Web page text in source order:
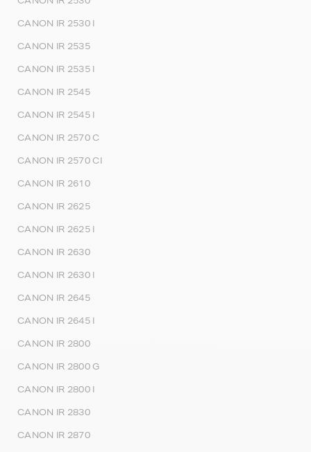
CANON IR 2530 I
CANON IR 2535
CANON IR 2535 I
CANON IR 2545
CANON IR 2545 I
CANON IR 2570 C
CANON IR 2570 CI
CANON IR 2610
CANON IR 2625
CANON IR 2625 I
CANON IR 2630
CANON IR 2630 I
CANON IR 2645
CANON IR 2645 I
CANON IR 2800
CANON IR 2800 G
CANON IR 2800 I
CANON IR 2830
CANON IR 2870